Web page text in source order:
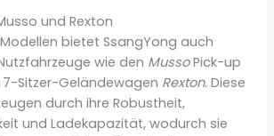
und Rexton
bietet SsangYong auch
wie den MussoPick-up
Sitzer-Geländewagen Rexton. Diese
durch ihre Robustheit,
und Ladekapazität, wodurch sie